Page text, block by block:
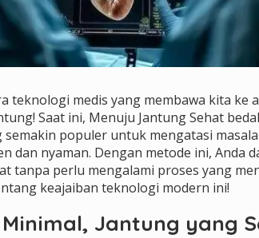
teknologi medis yang membawa kita ke
Saat ini, Menuju Jantung Sehat
semakin populer untuk mengatasi
dan nyaman. Dengan metode ini, Anda
tanpa perlu mengalami proses yang
keajaiban teknologi modern ini!
Jantung yang